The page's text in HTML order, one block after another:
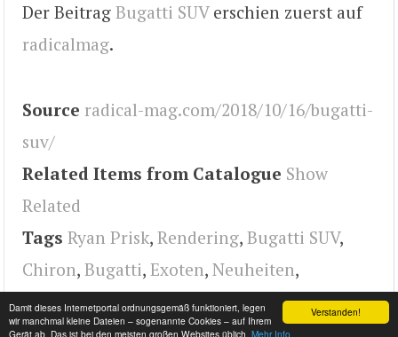
Verstanden!
Damit dieses Internetportal ordnungsgemäß funktioniert, legen
wir manchmal kleine Dateien – sogenannte Cookies – auf Ihrem
Gerät ab. Das ist bei den meisten großen Websites üblich. Mehr Info
Der Beitrag Bugatti SUVerschien zuerst auf
radicalmag.
Source radical-mag.com/2018/10/16/bugatti-
suv/
Related Items from Catalogue Show
Related
Tags Ryan Prisk, Rendering, Bugatti SUV,
Chiron, Bugatti, Exoten, Neuheiten,
www.radical-mag.com,radical